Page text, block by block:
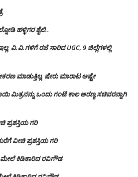
ಹಳ್ಳಿಗರ ಶೈಲಿ..
ವಿ.ವಿ.ಗಳಿಗೆ ರಜೆ ಸಾರಿದ UGC, 9 ಜಿಲ್ಲೆಗಳಲ್ಲಿ
ಮಾಡುತ್ತಿಲ್ಲ, ಷೇರು ಮಾರಾಟ ಅಷ್ಟೇ
ಮಿತ್ರನನ್ನು ಒಂದು ಗಂಟೆ ಕಾಲ ಅರಣ್ಯ ಸಚಿವರನ್ನಾಗಿ
ಪ್ರಶಸ್ತಿಯ ಗರಿ
ವೀಚಿ ಪ್ರಶಸ್ತಿಯ ಗರಿ
ಮೇಲೆ ಕಿಡಿಕಾರಿದ ರವಿಗೌಡ